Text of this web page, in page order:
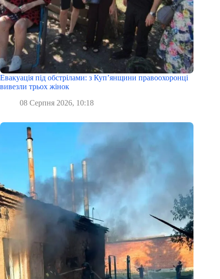
Евакуація під обстрілами: з Куп’янщини правоохоронці
вивезли трьох жінок
08 Серпня 2026, 10:18